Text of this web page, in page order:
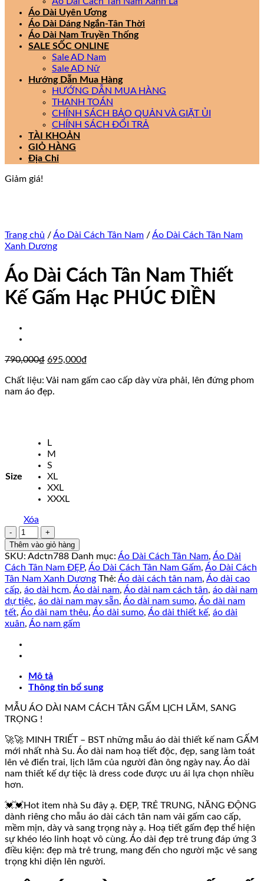
Áo Dài Uyên Ương
Áo Dài Dáng Ngắn-Tân Thời
Áo Dài Nam Truyền Thống
SALE SỐC ONLINE
Sale AD Nam
Sale AD Nữ
Hướng Dẫn Mua Hàng
HƯỚNG DẪN MUA HÀNG
THANH TOÁN
CHÍNH SÁCH BẢO QUẢN VÀ GIẶT ỦI
CHÍNH SÁCH ĐỔI TRẢ
TÀI KHOẢN
GIỎ HÀNG
Địa Chỉ
Giảm giá!
Trang chủ /Áo Dài Cách Tân Nam /Áo Dài Cách Tân Nam
Xanh Dương
Áo Dài Cách Tân Nam Thiết
Kế Gấm Hạc PHÚC ĐIỀN
790,000₫ Giá
là:
790,000₫.
695,000₫
tại
Chất liệu: Vải nam gấm cao cấp dày vừa phải, lên đứng phom
nam áo đẹp.
Size
L
M
S
XL
XXL
XXXL
Xóa
Áo
Dài
Cách
Tân
Nam
Thiết
Kế
Gấm
Hạc
ĐIỀN
số
Thêm vào giỏ hàng
SKU: Adctn788 Danh mục: Áo Dài Cách Tân Nam, Áo Dài
Cách Tân Nam ĐẸP, Áo Dài Cách Tân Nam Gấm, Áo Dài Cách
Tân Nam Xanh Dương Thẻ: Áo dài cách tân nam, Áo dài cao
cấp, áo dài hcm, Áo dài nam, Áo dài nam cách tân, áo dài nam
dự tiệc, áo dài nam may sẵn, Áo dài nam sumo, Áo dài nam
tết, Áo dài nam thêu, Áo dài sumo, Áo dài thiết kế, áo dài
xuân, Áo nam gấm
Mô tả
Thông tin bổ sung
MẪU ÁO DÀI NAM CÁCH TÂN GẤM LỊCH LÃM, SANG
TRỌNG !
🚀🚀 MINH TRIẾT – BST những mẫu áo dài thiết kế nam GẤM
mới nhất nhà Su. Áo dài nam hoạ tiết độc, đẹp, sang làm toát
lên vẻ điển trai, lịch lãm của người đàn ông ngày nay. Áo dài
nam thiết kế dự tiệc là dress code được ưu ái lựa chọn nhiều
hơn.
💓💓Hot item nhà Su đây ạ. ĐẸP, TRẺ TRUNG, NĂNG ĐỘNG
dành riêng cho mẫu áo dài cách tân nam vải gấm cao cấp,
mềm mịn, dày và sang trọng này ạ. Hoạ tiết gấm đẹp thể hiện
sự khéo léo linh hoạt vô cùng. Áo dài đẹp trẻ trung đáp ứng 3
điều kiện: đẹp mà trẻ trung, mang đến cho người mặc vẻ sang
trọng khi diện lên người.